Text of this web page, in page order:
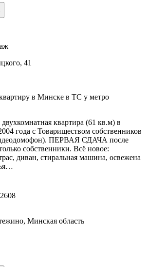
41
в Минске в ТС у метро
квартира (61 кв.м) в
года с Товариществом собственников
ПЕРВАЯ СДАЧА после
собственники. Всё новое:
диван, стиральная машина, освежена
Минская область